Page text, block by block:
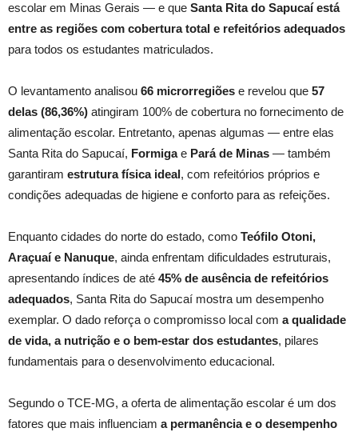
escolar em Minas Gerais — e que Santa Rita do Sapucaí está
entre as regiões com cobertura total e refeitórios adequados
para todos os estudantes matriculados.
O levantamento analisou 66 microrregiões e revelou que 57
delas (86,36%) atingiram 100% de cobertura no fornecimento de
alimentação escolar. Entretanto, apenas algumas — entre elas
Santa Rita do Sapucaí, Formigae Pará de Minas — também
garantiram estrutura física ideal, com refeitórios próprios e
condições adequadas de higiene e conforto para as refeições.
Enquanto cidades do norte do estado, como Teófilo Otoni,
Araçuaí e Nanuque, ainda enfrentam dificuldades estruturais,
apresentando índices de até 45% de ausência de refeitórios
adequados, Santa Rita do Sapucaí mostra um desempenho
exemplar. O dado reforça o compromisso local com a qualidade
de vida, a nutrição e o bem-estar dos estudantes, pilares
fundamentais para o desenvolvimento educacional.
Segundo o TCE-MG, a oferta de alimentação escolar é um dos
fatores que mais influenciam a permanência e o desempenho